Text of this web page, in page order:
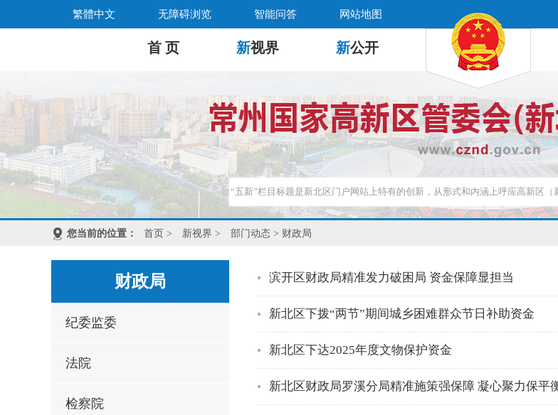
繁體中文 无障碍浏览 智能问答 网站地图
首 页 新视界 新公开
您当前的位置： 首页 > 新视界 > 部门动态 > 财政局
财政局
纪委监委
法院
检察院
滨开区财政局精准发力破困局 资金保障显担当
新北区下拨“两节”期间城乡困难群众节日补助资金
新北区下达2025年度文物保护资金
新北区财政局罗溪分局精准施策强保障 凝心聚力保平